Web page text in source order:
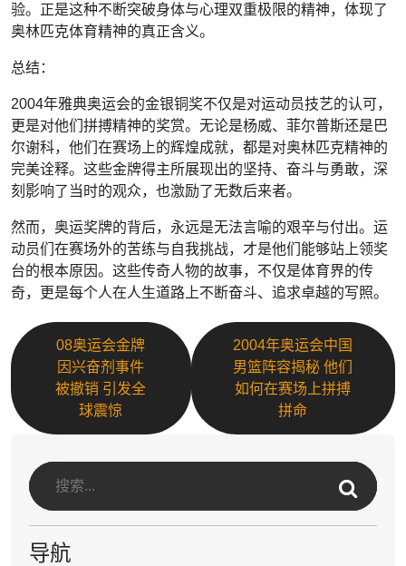
验。正是这种不断突破身体与心理双重极限的精神，体现了
奥林匹克体育精神的真正含义。
总结：
2004年雅典奥运会的金银铜奖不仅是对运动员技艺的认可，
更是对他们拼搏精神的奖赏。无论是杨威、菲尔普斯还是巴
尔谢科，他们在赛场上的辉煌成就，都是对奥林匹克精神的
完美诠释。这些金牌得主所展现出的坚持、奋斗与勇敢，深
刻影响了当时的观众，也激励了无数后来者。
然而，奥运奖牌的背后，永远是无法言喻的艰辛与付出。运
动员们在赛场外的苦练与自我挑战，才是他们能够站上领奖
台的根本原因。这些传奇人物的故事，不仅是体育界的传
奇，更是每个人在人生道路上不断奋斗、追求卓越的写照。
08奥运会金牌
因兴奋剂事件
被撤销 引发全
球震惊
2004年奥运会中国
男篮阵容揭秘 他们
如何在赛场上拼搏
拼命
导航